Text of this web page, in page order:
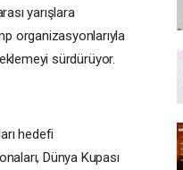
yarışlara
organizasyonlarıyla
sürdürüyor.
hedefi
Dünya Kupası